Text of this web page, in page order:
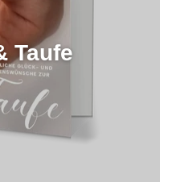
Taufe